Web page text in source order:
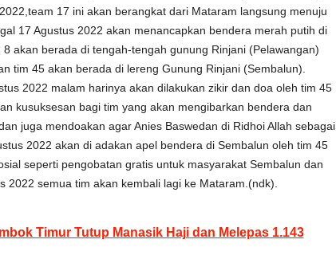
17 ini akan berangkat dari Mataram langsung menuju
17 Agustus 2022 akan menancapkan bendera merah putih di
akan berada di tengah-tengah gunung Rinjani (Pelawangan)
tim 45 akan berada di lereng Gunung Rinjani (Sembalun).
2022 malam harinya akan dilakukan zikir dan doa oleh tim 45
kusuksesan bagi tim yang akan mengibarkan bendera dan
juga mendoakan agar Anies Baswedan di Ridhoi Allah sebagai
2022 akan di adakan apel bendera di Sembalun oleh tim 45
seperti pengobatan gratis untuk masyarakat Sembalun dan
2022 semua tim akan kembali lagi ke Mataram.(ndk).
Timur Tutup Manasik Haji dan Melepas 1.143